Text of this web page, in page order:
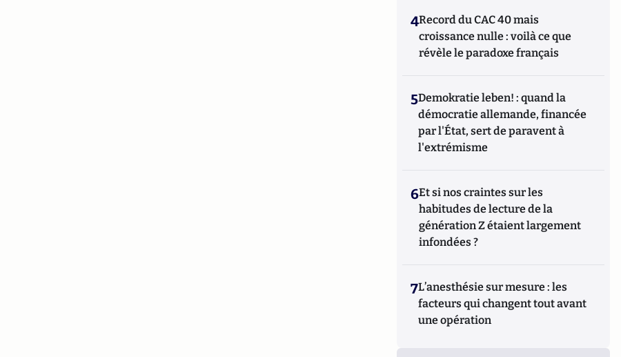
4Record du CAC 40 mais
croissance nulle : voilà ce que
révèle le paradoxe français
5Demokratie leben! : quand la
démocratie allemande, financée
par l'État, sert de paravent à
l'extrémisme
6Et si nos craintes sur les
habitudes de lecture de la
génération Z étaient largement
infondées ?
7L’anesthésie sur mesure : les
facteurs qui changent tout avant
une opération